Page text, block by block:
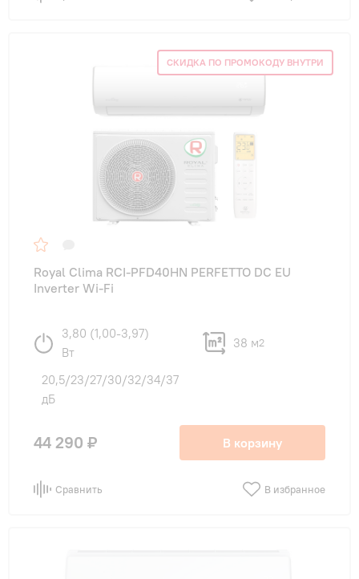
СКИДКА ПО ПРОМОКОДУ ВНУТРИ
Royal Clima RCI-PFD40HN PERFETTO DC EU
Inverter Wi-Fi
3,80 (1,00-3,97)
Вт
38 м2
20,5/23/27/30/32/34/37
дБ
44 290 ₽ В корзину
Сравнить В избранное